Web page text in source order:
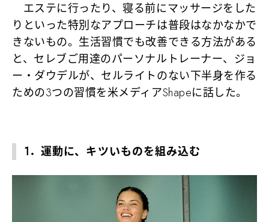
エステに行ったり、寝る前にマッサージをした
りといった特別なアプローチは普段はなかなかで
きないもの。生活習慣でも改善できる方法がある
と、セレブご用達のパーソナルトレーナー、ジョ
ー・ダウデルが、セルライトのない下半身を作る
ための3つの習慣を米メディアShapeに話した。
1．運動に、キツいものを組み込む